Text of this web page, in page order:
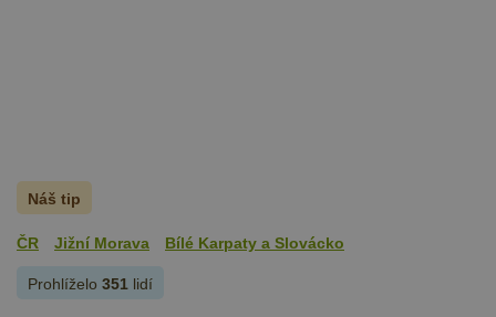
Náš tip
ČR Jižní Morava Bílé Karpaty a Slovácko
Prohlíželo 351 lidí